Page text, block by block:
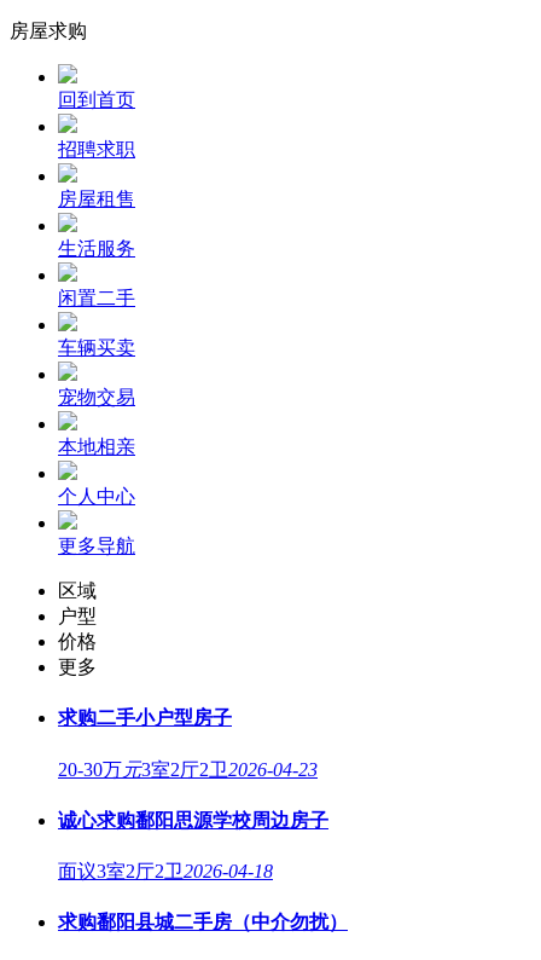
房屋求购
回到首页
招聘求职
房屋租售
生活服务
闲置二手
车辆买卖
宠物交易
本地相亲
个人中心
更多导航
区域
户型
价格
更多
求购二手小户型房子
20-30万元3室2厅2卫2026-04-23
诚心求购鄱阳思源学校周边房子
面议3室2厅2卫2026-04-18
求购鄱阳县城二手房（中介勿扰）